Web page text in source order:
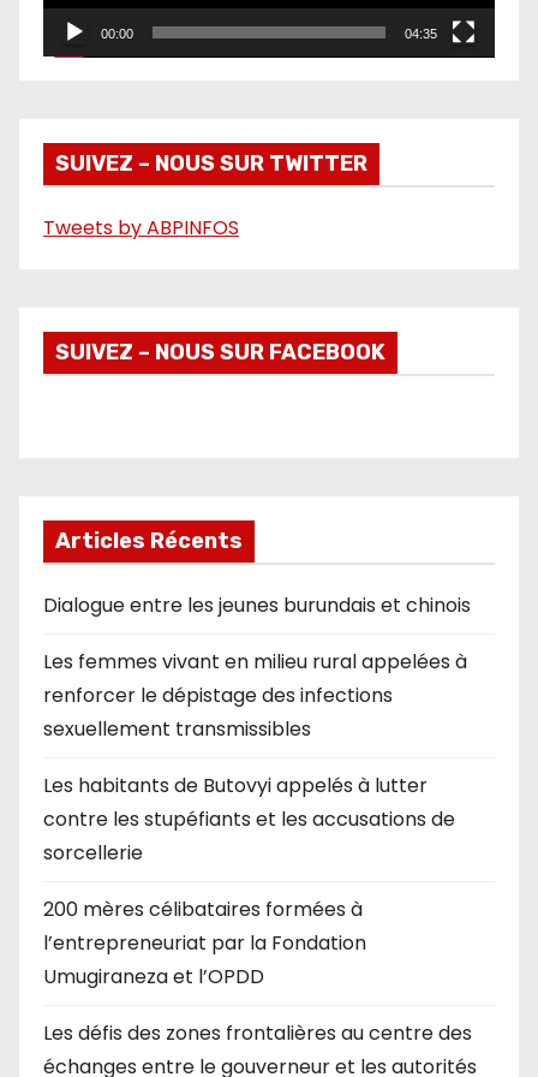
v
o
00:00 04:35
SUIVEZ – NOUS SUR TWITTER
Tweets by ABPINFOS
SUIVEZ – NOUS SUR FACEBOOK
Articles Récents
Dialogue entre les jeunes burundais et chinois
Les femmes vivant en milieu rural appelées à
renforcer le dépistage des infections
sexuellement transmissibles
Les habitants de Butovyi appelés à lutter
contre les stupéfiants et les accusations de
sorcellerie
200 mères célibataires formées à
l’entrepreneuriat par la Fondation
Umugiraneza et l’OPDD
Les défis des zones frontalières au centre des
échanges entre le gouverneur et les autorités